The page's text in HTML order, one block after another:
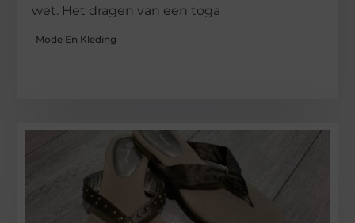
wet. Het dragen van een toga
Mode En Kleding